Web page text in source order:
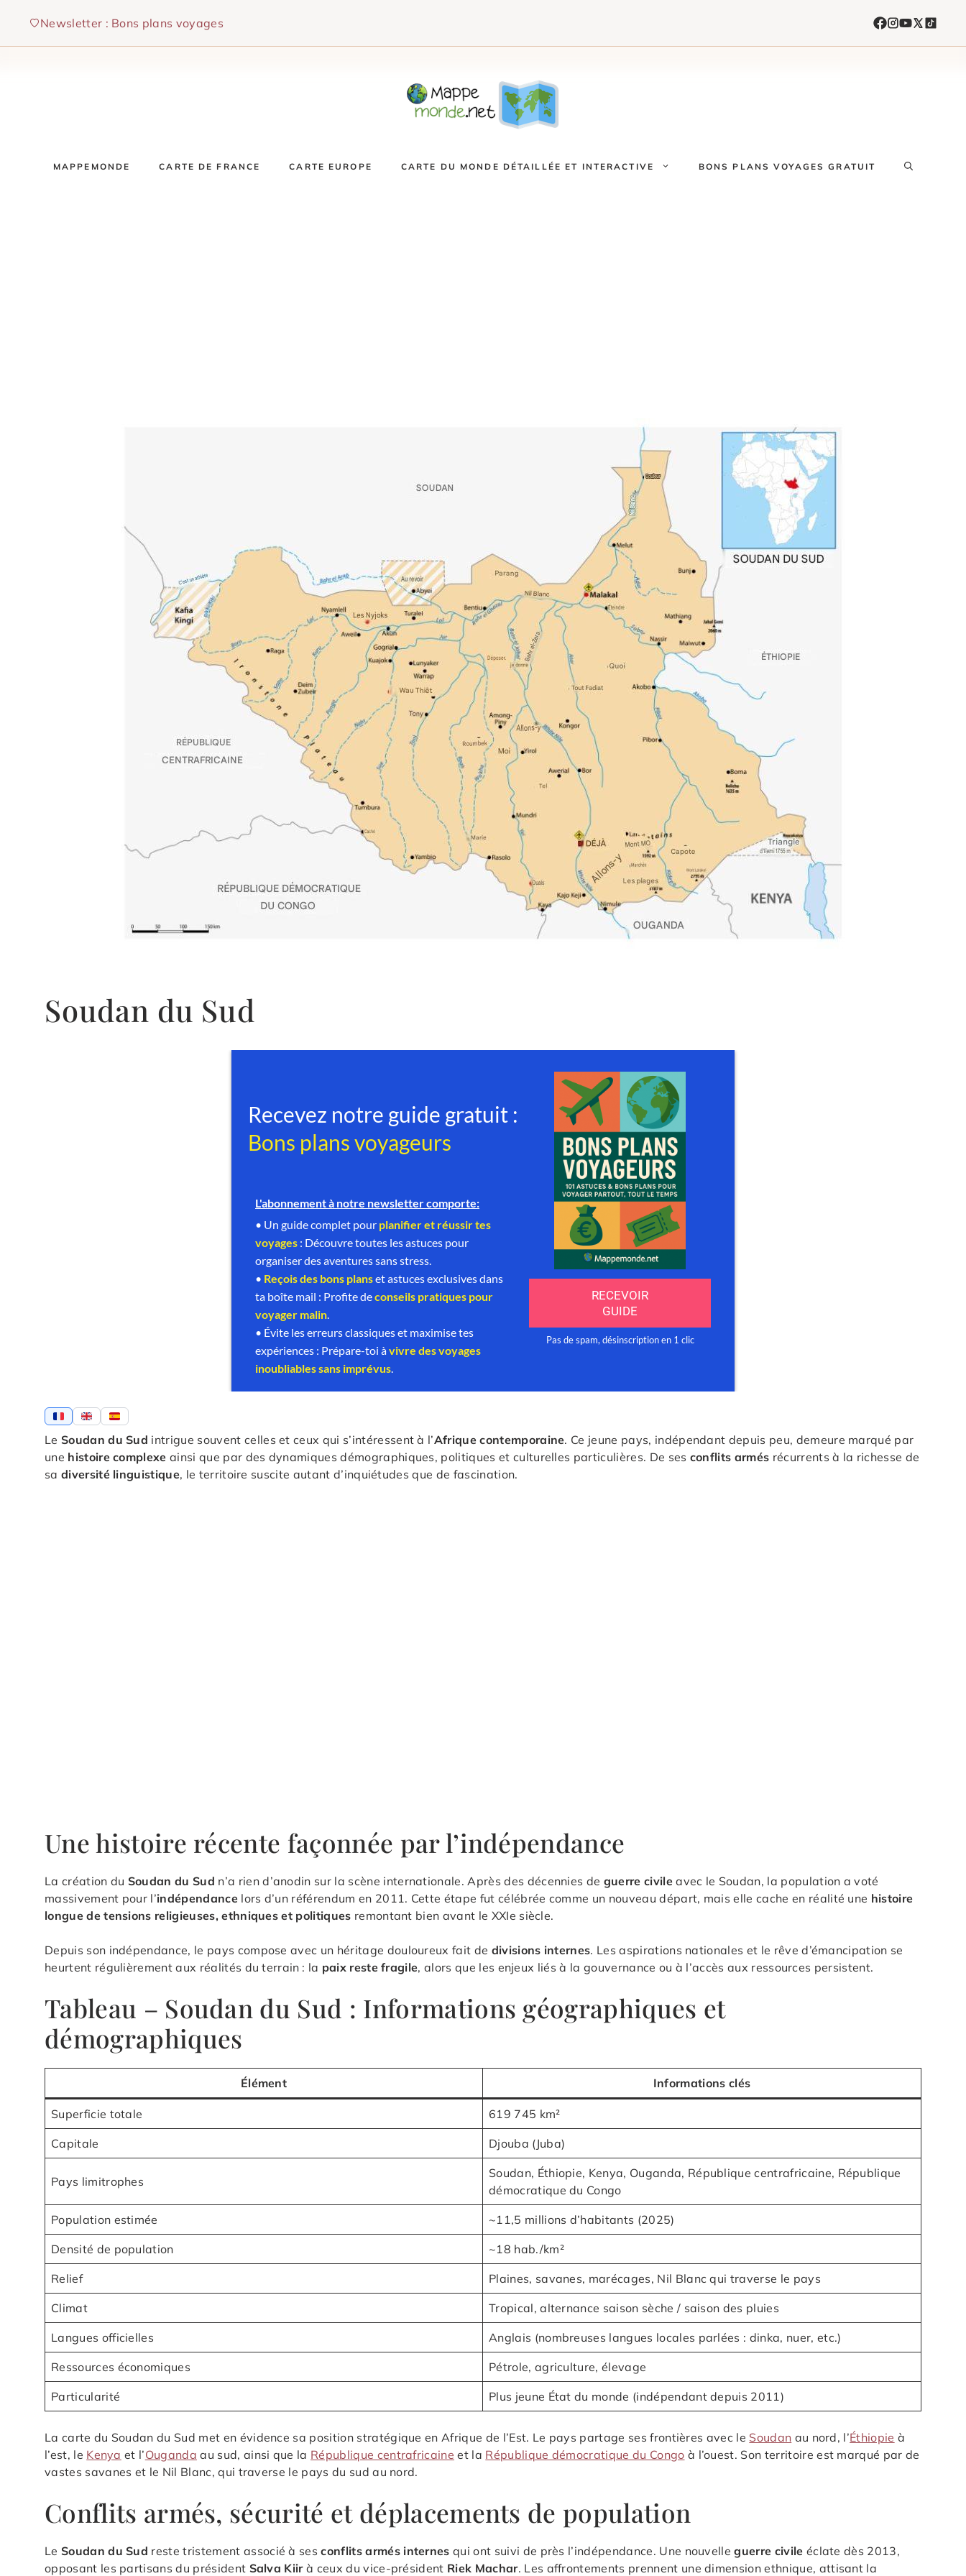
contenu
Newsletter : Bons plans voyages
MAPPEMONDE CARTE DE FRANCE CARTE EUROPE CARTE DU MONDE DÉTAILLÉE ET INTERACTIVE BONS PLANS VOYAGES GRATUIT
Soudan du Sud
Le Soudan du Sud intrigue souvent celles et ceux qui s’intéressent à l’Afrique contemporaine. Ce jeune pays, indépendant depuis peu, demeure marqué par
une histoire complexe ainsi que par des dynamiques démographiques, politiques et culturelles particulières. De ses conflits armés récurrents à la richesse de
sa diversité linguistique, le territoire suscite autant d’inquiétudes que de fascination.
Une histoire récente façonnée par l’indépendance
La création du Soudan du Sud n’a rien d’anodin sur la scène internationale. Après des décennies de guerre civileavec le Soudan, la population a voté
massivement pour l’indépendancelors d’un référendum en 2011. Cette étape fut célébrée comme un nouveau départ, mais elle cache en réalité une histoire
longue de tensions religieuses, ethniques et politiques remontant bien avant le XXIe siècle.
Depuis son indépendance, le pays compose avec un héritage douloureux fait de divisions internes. Les aspirations nationales et le rêve d’émancipation se
heurtent régulièrement aux réalités du terrain : la paix reste fragile, alors que les enjeux liés à la gouvernance ou à l’accès aux ressources persistent.
Tableau – Soudan du Sud : Informations géographiques et
démographiques
Élément Informations clés
Superficie totale 619 745 km²
Capitale Djouba (Juba)
Pays limitrophes
Soudan, Éthiopie, Kenya, Ouganda, République centrafricaine, République
démocratique du Congo
Population estimée ~11,5 millions d’habitants (2025)
Densité de population ~18 hab./km²
Relief Plaines, savanes, marécages, Nil Blanc qui traverse le pays
Climat Tropical, alternance saison sèche / saison des pluies
Langues officielles Anglais (nombreuses langues locales parlées : dinka, nuer, etc.)
Ressources économiques Pétrole, agriculture, élevage
Particularité Plus jeune État du monde (indépendant depuis 2011)
La carte du Soudan du Sud met en évidence sa position stratégique en Afrique de l’Est. Le pays partage ses frontières avec le Soudan au nord, l’Éthiopie à
l’est, le Kenya et l’Ouganda au sud, ainsi que la République centrafricaine et la République démocratique du Congo à l’ouest. Son territoire est marqué par de
vastes savanes et le Nil Blanc, qui traverse le pays du sud au nord.
Conflits armés, sécurité et déplacements de population
Le Soudan du Sud reste tristement associé à sesconflits armés internes qui ont suivi de près l’indépendance. Une nouvelleguerre civile éclate dès 2013,
opposant les partisans du président Salva Kiirà ceux du vice-président Riek Machar. Les affrontements prennent une dimension ethnique, attisant la